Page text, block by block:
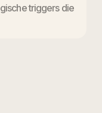
triggers die